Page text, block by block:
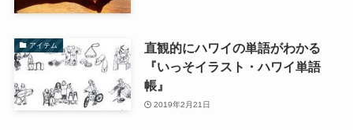
アイテム
直観的にハワイの単語がわかる
『いっそイラスト・ハワイ単語
帳』
2019年2月21日